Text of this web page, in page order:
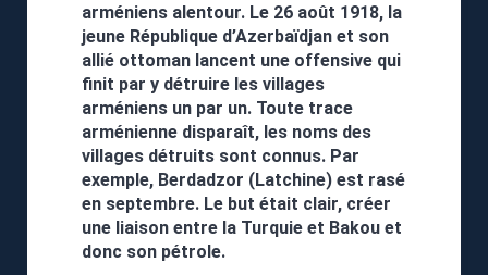
arméniens alentour. Le 26 août 1918, la
jeune République d’Azerbaïdjan et son
allié ottoman lancent une offensive qui
finit par y détruire les villages
arméniens un par un. Toute trace
arménienne disparaît, les noms des
villages détruits sont connus. Par
exemple, Berdadzor (Latchine) est rasé
en septembre. Le but était clair, créer
une liaison entre la Turquie et Bakou et
donc son pétrole.